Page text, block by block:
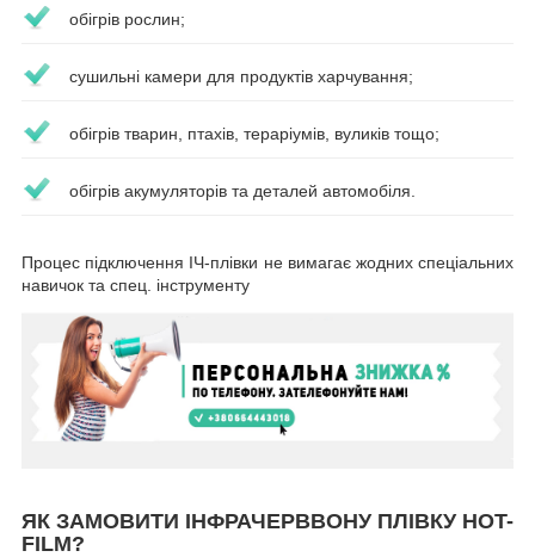
обігрів рослин;
сушильні камери для продуктів харчування;
обігрів тварин, птахів, тераріумів, вуликів тощо;
обігрів акумуляторів та деталей автомобіля.
Процес підключення ІЧ-плівки не вимагає жодних спеціальних
навичок та спец. інструменту
ЯК ЗАМОВИТИ ІНФРАЧЕРВВОНУ ПЛІВКУ HOT-
FILM?